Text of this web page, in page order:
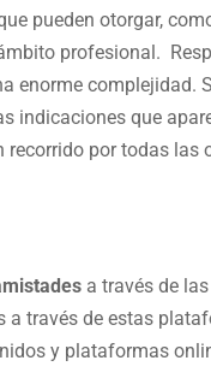
pueden otorgar,
profesional.
enorme complejidad.
indicaciones que
por todas las
a través de
través de estas
y plataformas